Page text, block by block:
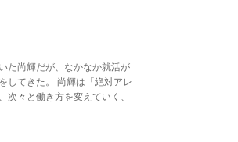
た尚輝だが、なかなか就活が
してきた。 尚輝は「絶対アレ
々と働き方を変えていく、